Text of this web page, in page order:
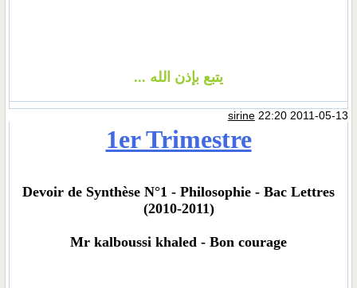
يتبع بإذن الله ...
sirine22:20 2011-05-13
1er Trimestre
Devoir de Synthèse N°1 - Philosophie - Bac Lettres
(2010-2011)
Mr kalboussi khaled - Bon courage